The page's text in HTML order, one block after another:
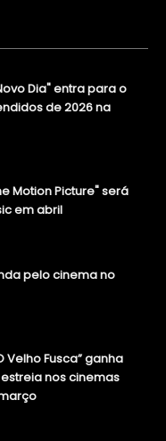
Dia" entra para o
de 2026 na
Motion Picture" será
em abril
pelo cinema no
Velho Fusca” ganha
nos cinemas